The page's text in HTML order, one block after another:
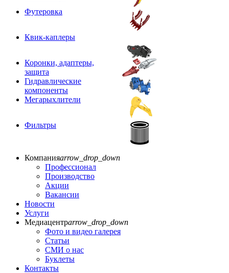
Футеровка
Квик-каплеры
Коронки, адаптеры,
защита
Гидравлические
компоненты
Мегарыхлители
Фильтры
Компанияarrow_drop_down
Профессионал
Производство
Акции
Вакансии
Новости
Услуги
Медиацентрarrow_drop_down
Фото и видео галерея
Статьи
СМИ о нас
Буклеты
Контакты